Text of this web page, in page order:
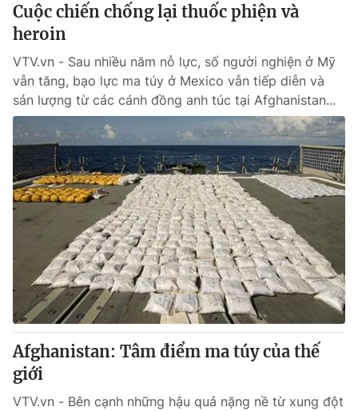
Cuộc chiến chống lại thuốc phiện và
heroin
VTV.vn - Sau nhiều năm nỗ lực, số người nghiện ở Mỹ
vẫn tăng, bạo lực ma túy ở Mexico vẫn tiếp diễn và
sản lượng từ các cánh đồng anh túc tại Afghanistan...
Afghanistan: Tâm điểm ma túy của thế
giới
VTV.vn - Bên cạnh những hậu quả nặng nề từ xung đột